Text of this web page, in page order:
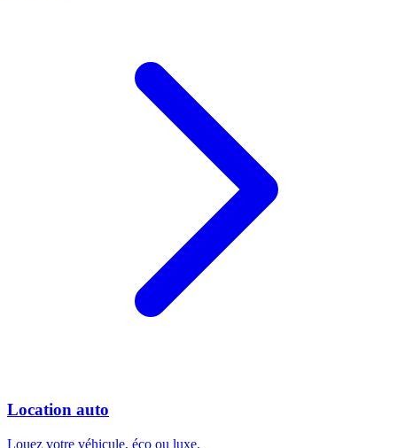
Location auto
Louez votre véhicule, éco ou luxe.